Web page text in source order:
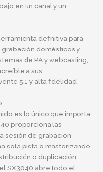
en un canal y un
definitiva para
domésticos y
de PA y webcasting,
a sus
5.1 y alta fidelidad.
es lo único que importa,
proporciona las
sesión de grabación
sola pista o masterizando
o duplicación.
SX3040 abre todo el